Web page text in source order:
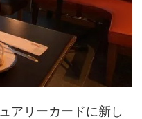
アリーカードに新し